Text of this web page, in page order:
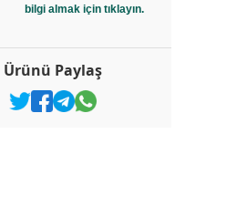
bilgi almak için tıklayın.
Ürünü Paylaş